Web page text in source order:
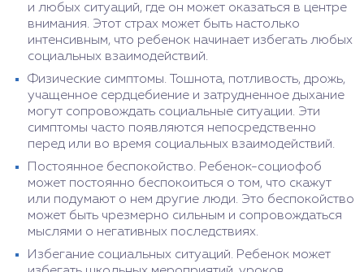
и любых ситуаций, где он может оказаться в центре
внимания. Этот страх может быть настолько
интенсивным, что ребенок начинает избегать любых
социальных взаимодействий.
Физические симптомы. Тошнота, потливость, дрожь,
учащенное сердцебиение и затрудненное дыхание
могут сопровождать социальные ситуации. Эти
симптомы часто появляются непосредственно
перед или во время социальных взаимодействий.
Постоянное беспокойство. Ребенок-социофоб
может постоянно беспокоиться о том, что скажут
или подумают о нем другие люди. Это беспокойство
может быть чрезмерно сильным и сопровождаться
мыслями о негативных последствиях.
Избегание социальных ситуаций. Ребенок может